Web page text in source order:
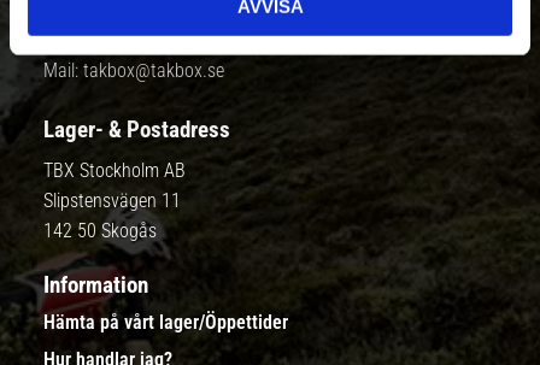
AVVISA
Telefon:08-410 967 00
Mail: takbox@takbox.se
Lager- & Postadress
TBX Stockholm AB
Slipstensvägen 11
142 50 Skogås
Information
Hämta på vårt lager/Öppettider
Hur handlar jag?